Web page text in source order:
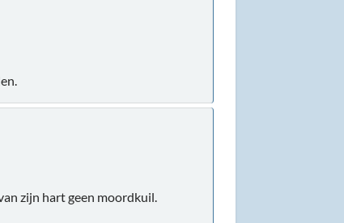
zijn hart geen moordkuil.